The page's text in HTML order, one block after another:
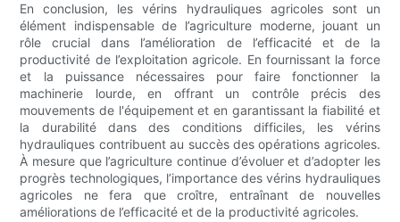
En conclusion, les vérins hydrauliques agricoles sont un
élément indispensable de l’agriculture moderne, jouant un
rôle crucial dans l’amélioration de l’efficacité et de la
productivité de l’exploitation agricole. En fournissant la force
et la puissance nécessaires pour faire fonctionner la
machinerie lourde, en offrant un contrôle précis des
mouvements de l'équipement et en garantissant la fiabilité et
la durabilité dans des conditions difficiles, les vérins
hydrauliques contribuent au succès des opérations agricoles.
À mesure que l’agriculture continue d’évoluer et d’adopter les
progrès technologiques, l’importance des vérins hydrauliques
agricoles ne fera que croître, entraînant de nouvelles
améliorations de l’efficacité et de la productivité agricoles.